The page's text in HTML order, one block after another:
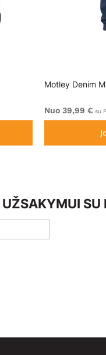
Motley Denim
Nuo 39,99 € su
SU